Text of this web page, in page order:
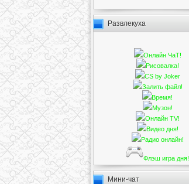
Развлекуха
Онлайн ЧаТ!
Рисовалка!
CS by Joker
Залить файл!
Время!
Музон!
Онлайн TV!
Видео дня!
Радио онлайн!
Флэш игра дня!
Мини-чат